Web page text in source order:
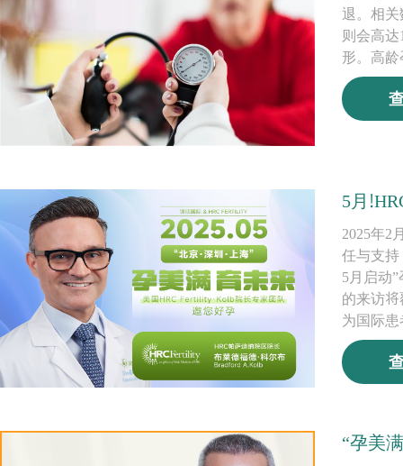
退。相关
则会高
形。高
5月
2025年2
任与支持
5月启动
的来访
为国际
“孕美